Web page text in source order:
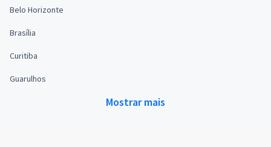
Belo Horizonte
Brasília
Curitiba
Guarulhos
Mostrar mais